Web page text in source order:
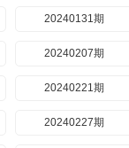
20240131期
20240207期
20240221期
20240227期